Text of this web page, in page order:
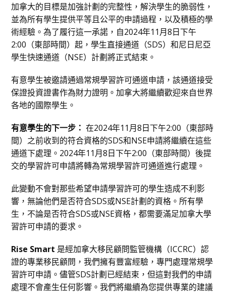
加拿大的目標是加強計劃的完整性，解決學生的脆弱性，
並為所有學生提供平等且公平的申請過程，以及積極的學
術經驗。為了履行這一承諾，自2024年11月8日下午
2:00（東部時間）起，學生直接通道（SDS）和尼日尼亞
學生快速通道（NSE）計劃將正式結束。
有意學生被邀請通過常規學習許可通道申請，該通道接受
保證投資證書作為財力證明。加拿大將繼續歡迎來自世界
各地的國際學生。
有意學生的下一步： 在2024年11月8日下午2:00（東部時
間）之前收到的符合資格的SDS和NSE申請將繼續在這些
通道下處理。2024年11月8日下午2:00（東部時間）後提
交的學習許可申請將轉為常規學習許可通道進行處理。
此變動不會對那些希望申請學習許可的學生造成不利影
響，無論他們是否符合SDS或NSE計劃的資格。所有學
生，不論是否符合SDS或NSE資格，都需要滿足加拿大學
習許可申請的要求。
Rise Smart 是經加拿大移民顧問監管機構（ICCRC）認
證的專業移民顧問，我們擁有豐富經驗，專門處理常規學
習許可申請。儘管SDS計劃已經結束，但這對我們的申請
處理不會產生任何影響。我們將繼續為您提供專業的建議